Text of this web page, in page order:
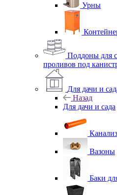
Урны
Поддоны для
проливов под
Для дачи и
Назад
Для дачи и сада
Вазоны
Баки